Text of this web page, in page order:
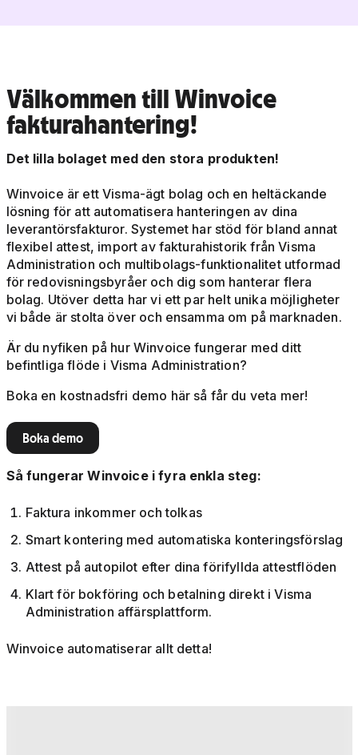
Välkommen till Winvoice
fakturahantering!
Det lilla bolaget med den stora produkten!
Winvoice är ett Visma-ägt bolag och en heltäckande
lösning för att automatisera hanteringen av dina
leverantörsfakturor. Systemet har stöd för bland annat
flexibel attest, import av fakturahistorik från Visma
Administration och multibolags-funktionalitet utformad
för redovisningsbyråer och dig som hanterar flera
bolag. Utöver detta har vi ett par helt unika möjligheter
vi både är stolta över och ensamma om på marknaden.
Är du nyfiken på hur Winvoice fungerar med ditt
befintliga flöde i Visma Administration?
Boka en kostnadsfri demo här så får du veta mer!
Boka demo
Så fungerar Winvoice i fyra enkla steg:
Faktura inkommer och tolkas
Smart kontering med automatiska konteringsförslag
Attest på autopilot efter dina förifyllda attestflöden
Klart för bokföring och betalning direkt i Visma
Administration affärsplattform.
Winvoice automatiserar allt detta!